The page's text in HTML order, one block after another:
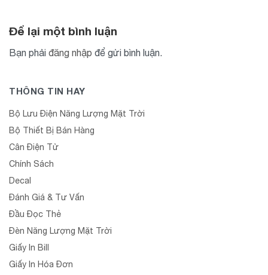
Để lại một bình luận
Bạn phải đăng nhập để gửi bình luận.
THÔNG TIN HAY
Bộ Lưu Điện Năng Lượng Mặt Trời
Bộ Thiết Bị Bán Hàng
Cân Điện Tử
Chính Sách
Decal
Đánh Giá & Tư Vấn
Đầu Đọc Thẻ
Đèn Năng Lượng Mặt Trời
Giấy In Bill
Giấy In Hóa Đơn